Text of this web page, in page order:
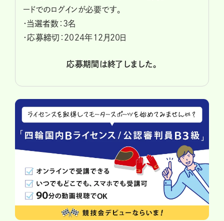
ードでのログインが必要です。
・当選者数：3名
・応募締切：2024年12月20日
応募期間は終了しました。